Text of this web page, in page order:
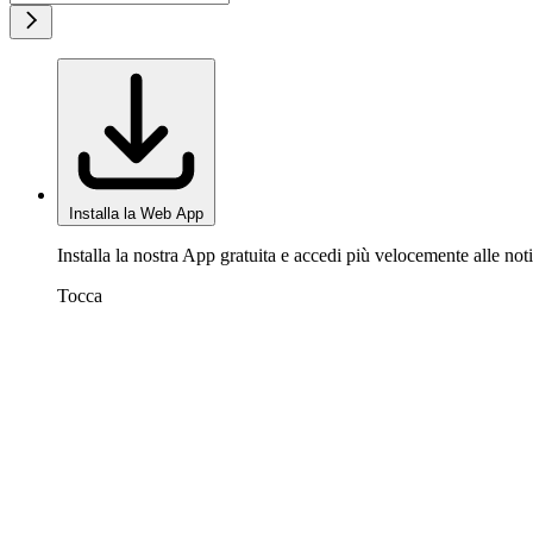
Installa la Web App
Installa la nostra App gratuita e accedi più velocemente alle
Tocca